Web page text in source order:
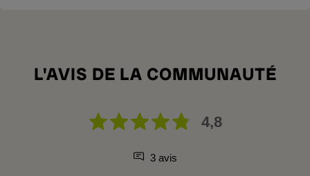
L'AVIS DE LA COMMUNAUTÉ
4,8
3 avis